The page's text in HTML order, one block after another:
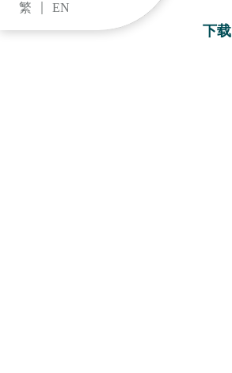
心理卫生服务 / 精神科
仁安眼科中心
繁 EN
下载